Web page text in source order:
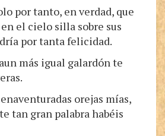
por tanto, en verdad, que
el cielo silla sobre sus
por tanta felicidad.
más igual galardón te
orejas mías,
tan gran palabra habéis